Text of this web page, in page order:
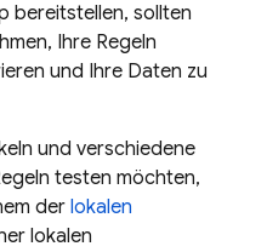
bereitstellen, sollten
Ihre Regeln
und Ihre Daten zu
und verschiedene
testen möchten,
der lokalen
lokalen